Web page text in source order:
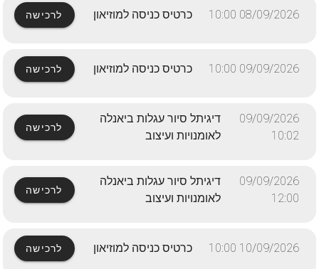
08/09/2026 10:00 כרטיס כניסה למוזיאון לרכישה
09/09/2026 10:00 כרטיס כניסה למוזיאון לרכישה
09/09/2026
10:02
דיגיתל סיור עגלות ביאנלה
לאומנויות ועיצוב
לרכישה
09/09/2026
12:00
דיגיתל סיור עגלות ביאנלה
לאומנויות ועיצוב
לרכישה
10/09/2026 10:00 כרטיס כניסה למוזיאון לרכישה